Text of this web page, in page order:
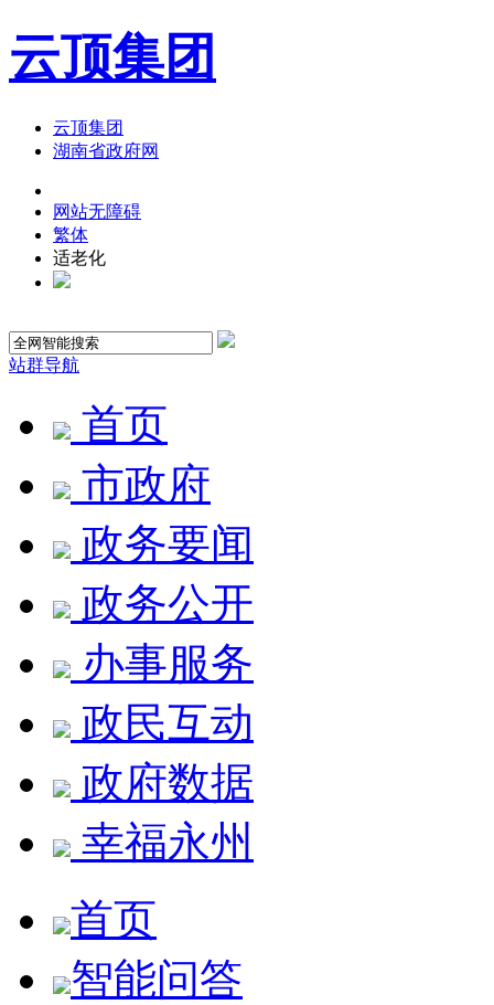
云顶集团
云顶集团
湖南省政府网
网站无障碍
繁体
适老化
站群导航
首页
市政府
政务要闻
政务公开
办事服务
政民互动
政府数据
幸福永州
首页
智能问答